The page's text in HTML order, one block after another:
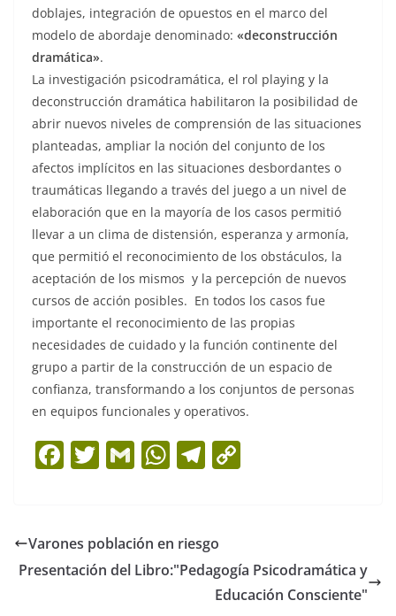
doblajes, integración de opuestos en el marco del
modelo de abordaje denominado: «deconstrucción
dramática».
La investigación psicodramática, el rol playing y la
deconstrucción dramática habilitaron la posibilidad de
abrir nuevos niveles de comprensión de las situaciones
planteadas, ampliar la noción del conjunto de los
afectos implícitos en las situaciones desbordantes o
traumáticas llegando a través del juego a un nivel de
elaboración que en la mayoría de los casos permitió
llevar a un clima de distensión, esperanza y armonía,
que permitió el reconocimiento de los obstáculos, la
aceptación de los mismos y la percepción de nuevos
cursos de acción posibles. En todos los casos fue
importante el reconocimiento de las propias
necesidades de cuidado y la función continente del
grupo a partir de la construcción de un espacio de
confianza, transformando a los conjuntos de personas
en equipos funcionales y operativos.
F
e
b
T
er
G
l
W
s
A
T
gr
a
m
Li
n
Varones población en riesgo
Presentación del Libro:"Pedagogía Psicodramática y
Educación Consciente"